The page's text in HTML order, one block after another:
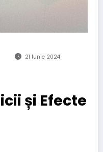
21 Iunie 2024
și Efecte